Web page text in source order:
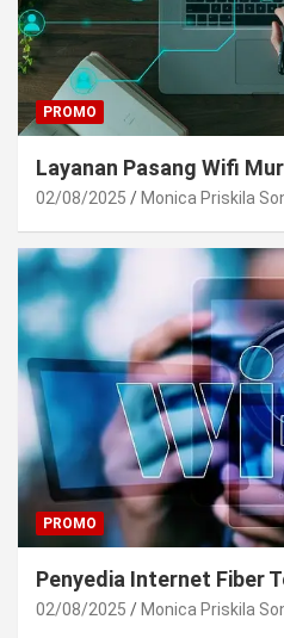
PROMO
Layanan Pasang Wifi
02/08/2025 Monica Priskila
PROMO
Penyedia Internet Fiber
02/08/2025 Monica Priskila